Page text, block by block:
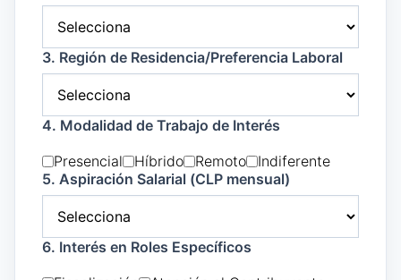
3. Región de Residencia/Preferencia Laboral
4. Modalidad de Trabajo de Interés
Presencial
Híbrido Remoto
Indiferente
5. Aspiración Salarial (CLP mensual)
6. Interés en Roles Específicos